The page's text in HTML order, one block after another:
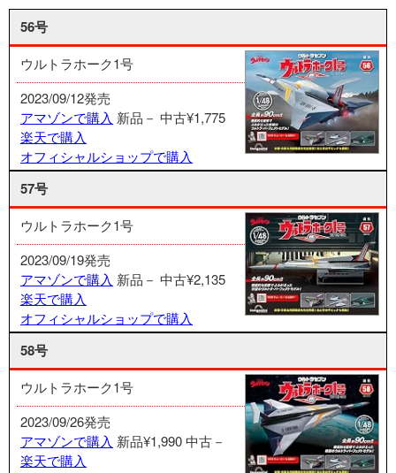
56号
ウルトラホーク1号
2023/09/12発売
アマゾンで購入 新品－ 中古¥1,775
楽天で購入
オフィシャルショップで購入
57号
ウルトラホーク1号
2023/09/19発売
アマゾンで購入 新品－ 中古¥2,135
楽天で購入
オフィシャルショップで購入
58号
ウルトラホーク1号
2023/09/26発売
アマゾンで購入 新品¥1,990中古－
楽天で購入